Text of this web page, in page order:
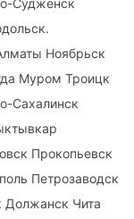
Ноябрьск
Муром Троицк
Сахалинск
Прокопьевск
Петрозаводск
Должанск Чита